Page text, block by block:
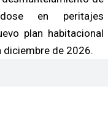
en peritajes
plan habitacional
diciembre de 2026.